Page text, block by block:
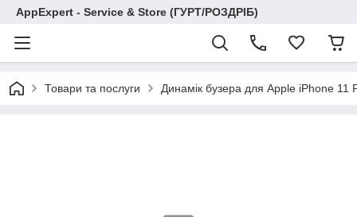
AppExpert - Service & Store (ГУРТ/РОЗДРІБ)
Товари та послуги Динамік бузера для Apple iPhone 11